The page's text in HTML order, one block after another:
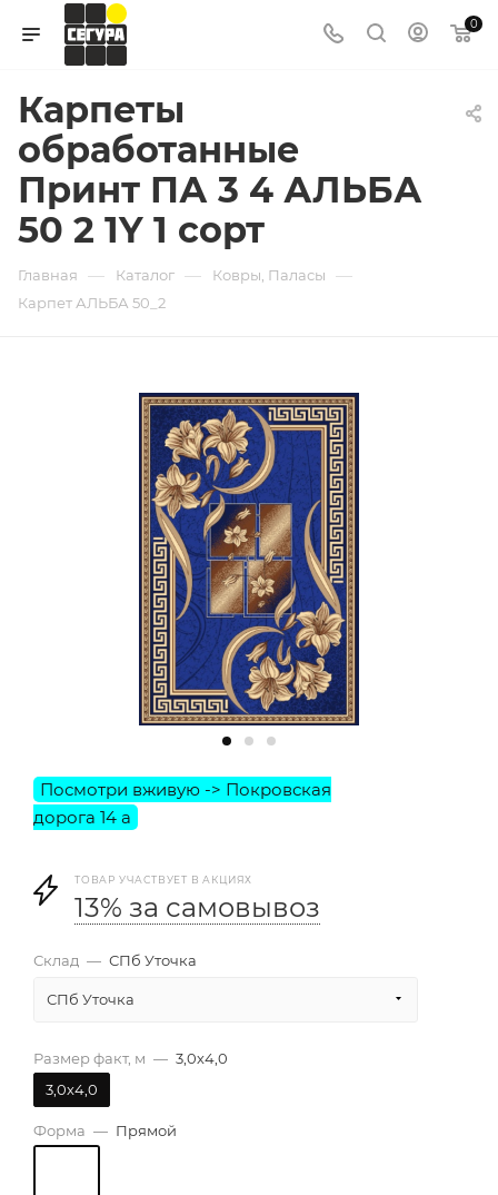
0
Карпеты
обработанные
Принт ПА 3 4 АЛЬБА
50 2 1Y 1 сорт
Главная — Каталог — Ковры, Паласы —
Карпет АЛЬБА 50_2
ТОВАР УЧАСТВУЕТ В АКЦИЯХ
13% за самовывоз
Склад — СПб Уточка
СПб Уточка
Размер факт, м — 3,0х4,0
3,0х4,0
Форма — Прямой